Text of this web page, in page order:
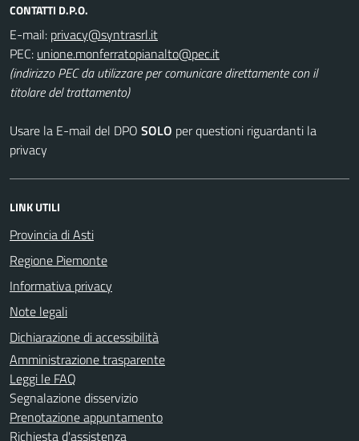
CONTATTI D.P.O.
E-mail:
PEC:
(indirizzo PEC da utilizzare per comunicare direttamente con il
titolare del trattamento)
Usare la E-mail del DPO SOLO per questioni riguardanti la
privacy
LINK UTILI
Provincia di Asti
Regione Piemonte
Informativa privacy
Note legali
Dichiarazione di accessibilità
Amministrazione trasparente
Leggi le FAQ
Segnalazione disservizio
Prenotazione appuntamento
Richiesta d'assistenza